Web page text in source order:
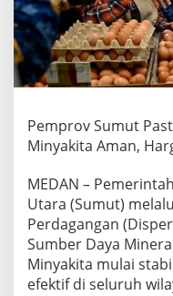
n
S
t
o
k
d
n
i
t
r
i
b
u
s
i
Pemprov Sumut
Minyakita Aman,
MEDAN –
Utara (Sumut)
Perdagangan
Sumber Daya
Minyakita mulai
efektif di seluruh